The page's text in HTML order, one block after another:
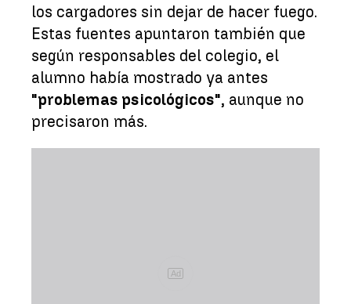
los cargadores sin dejar de hacer fuego.
Estas fuentes apuntaron también que
según responsables del colegio, el
alumno había mostrado ya antes
"problemas psicológicos", aunque no
precisaron más.
Ad